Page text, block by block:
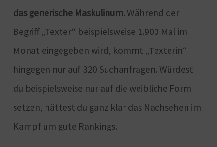
das generische Maskulinum.Während der
Begriff „Texter“ beispielsweise 1.900 Mal im
Monat eingegeben wird, kommt „Texterin“
hingegen nur auf 320 Suchanfragen. Würdest
du beispielsweise nur auf die weibliche Form
setzen, hättest du ganz klar das Nachsehen im
Kampf um gute Rankings.